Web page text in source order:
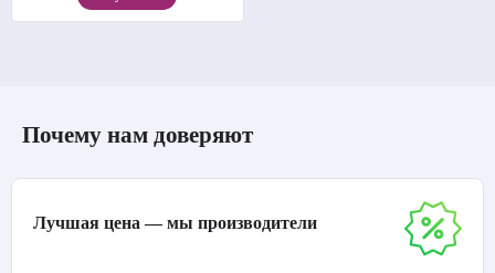
Почему нам доверяют
Лучшая цена — мы производители